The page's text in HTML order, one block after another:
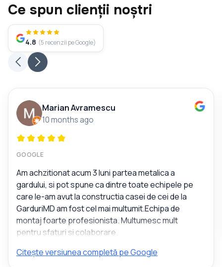
Ce spun clienții noștri
4.8 (5 recenzii pe Google)
Marian Avramescu
10 months ago
GOOGLE
Am achzitionat acum 3 luni partea metalica a
gardului, si pot spune ca dintre toate echipele pe
care le-am avut la constructia casei de cei de la
GarduriMD am fost cel mai multumit.Echipa de
montaj foarte profesionista. Multumesc mult
pentru sfaturi si colaborare.
Citește versiunea completă pe Google